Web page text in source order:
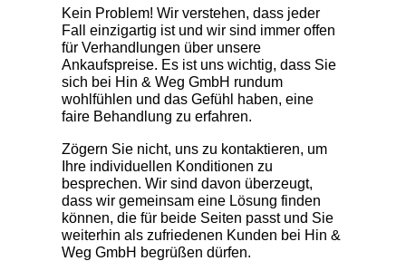
Kein Problem! Wir verstehen, dass jeder
Fall einzigartig ist und wir sind immer offen
für Verhandlungen über unsere
Ankaufspreise. Es ist uns wichtig, dass Sie
sich bei Hin & Weg GmbH rundum
wohlfühlen und das Gefühl haben, eine
faire Behandlung zu erfahren.
Zögern Sie nicht, uns zu kontaktieren, um
Ihre individuellen Konditionen zu
besprechen. Wir sind davon überzeugt,
dass wir gemeinsam eine Lösung finden
können, die für beide Seiten passt und Sie
weiterhin als zufriedenen Kunden bei Hin &
Weg GmbH begrüßen dürfen.